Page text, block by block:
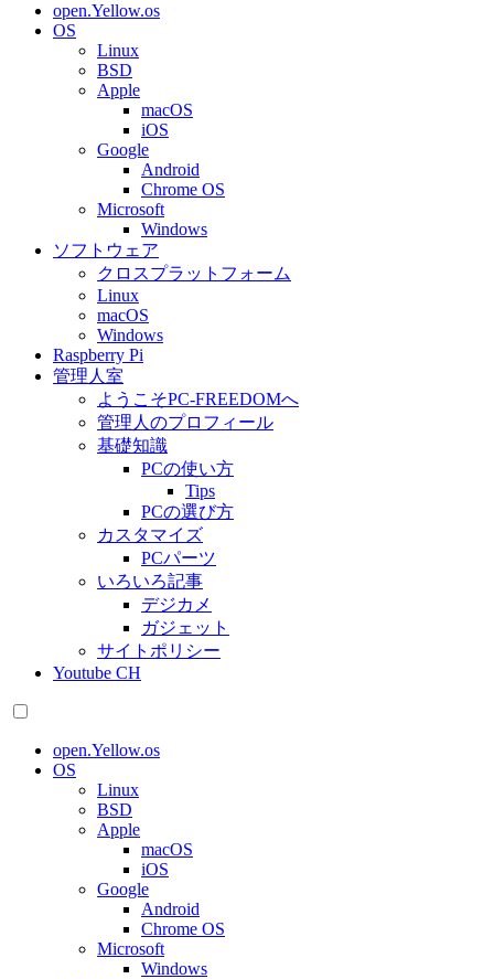
open.Yellow.os
OS
Linux
BSD
Apple
macOS
iOS
Google
Android
Chrome OS
Microsoft
Windows
ソフトウェア
クロスプラットフォーム
Linux
macOS
Windows
Raspberry Pi
管理人室
ようこそPC-FREEDOMへ
管理人のプロフィール
基礎知識
PCの使い方
Tips
PCの選び方
カスタマイズ
PCパーツ
いろいろ記事
デジカメ
ガジェット
サイトポリシー
Youtube CH
open.Yellow.os
OS
Linux
BSD
Apple
macOS
iOS
Google
Android
Chrome OS
Microsoft
Windows